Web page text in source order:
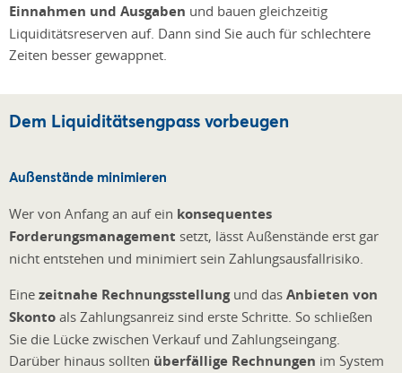
Einnahmen und Ausgaben und bauen gleichzeitig
Liquiditätsreserven auf. Dann sind Sie auch für schlechtere
Zeiten besser gewappnet.
Dem Liquiditätsengpass vorbeugen
Außenstände minimieren
Wer von Anfang an auf ein konsequentes
Forderungsmanagement setzt, lässt Außenstände erst gar
nicht entstehen und minimiert sein Zahlungsausfallrisiko.
Eine zeitnahe Rechnungsstellungund das Anbieten von
Skonto als Zahlungsanreiz sind erste Schritte. So schließen
Sie die Lücke zwischen Verkauf und Zahlungseingang.
Darüber hinaus sollten überfällige Rechnungen im System